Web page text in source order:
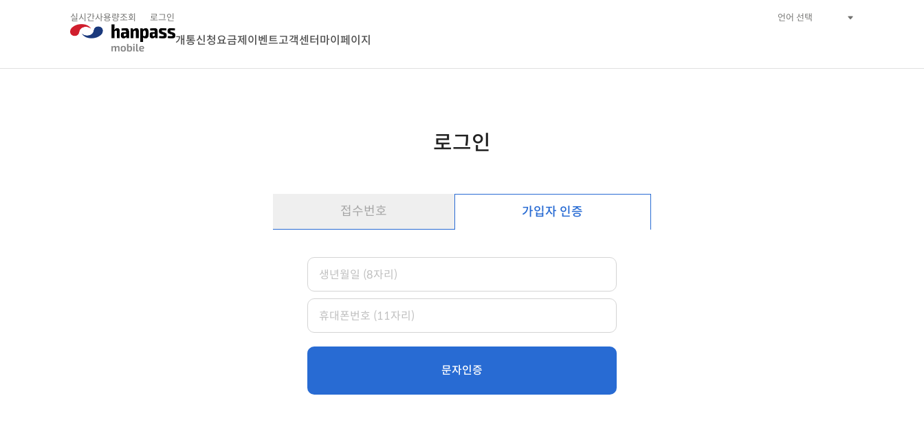
실시간사용량조회 로그인
개통신청요금제 이벤트고객센터마이페이지
로그인
접수번호 가입자 인증
문자인증